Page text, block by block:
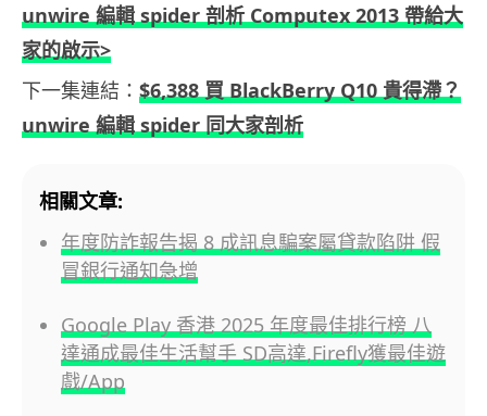
unwire 編輯 spider 剖析 Computex 2013 帶給大
家的啟示>
下一集連結： $6,388 買 BlackBerry Q10 貴得滯？
unwire 編輯 spider 同大家剖析
相關文章:
年度防詐報告揭 8 成訊息騙案屬貸款陷阱 假
冒銀行通知急增
Google Play 香港 2025 年度最佳排行榜 八
達通成最佳生活幫手 SD高達,Firefly獲最佳遊
戲/App